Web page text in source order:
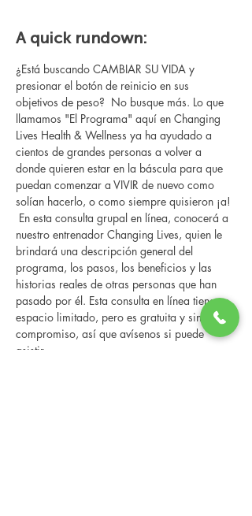
A quick rundown:
¿Está buscando CAMBIAR SU VIDA y
presionar el botón de reinicio en sus
objetivos de peso?  No busque más. Lo que
llamamos "El Programa" aquí en Changing
Lives Health & Wellness ya ha ayudado a
cientos de grandes personas a volver a
donde quieren estar en la báscula para que
puedan comenzar a VIVIR de nuevo como
solían hacerlo, o como siempre quisieron ¡a!
En esta consulta grupal en línea, conocerá a
nuestro entrenador Changing Lives, quien le
brindará una descripción general del
programa, los pasos, los beneficios y las
historias reales de otras personas que han
pasado por él. Esta consulta en línea tiene un
espacio limitado, pero es gratuita y sin
compromiso, así que avísenos si puede
asistir.